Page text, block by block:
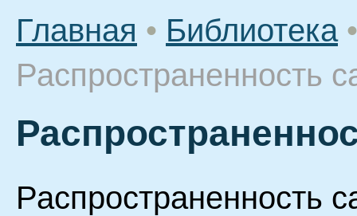
Главная • Библиотека •
Распространенность
Распространенность